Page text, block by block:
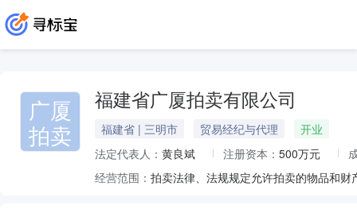
广厦
拍卖
福建省广厦拍卖有限公司
福建省 | 三明市 贸易经纪与代理
开业
法定代表人： 黄良斌 注册资本： 500万元
经营范围： 拍卖法律、法规规定允许拍卖的物品和